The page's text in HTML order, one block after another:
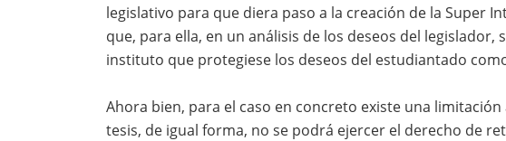
legislativo para que diera paso a la creación de la Super
que, para ella, en un análisis de los deseos del legislador,
instituto que protegiese los deseos del estudiantado
Ahora bien, para el caso en concreto existe una
tesis, de igual forma, no se podrá ejercer el derecho de